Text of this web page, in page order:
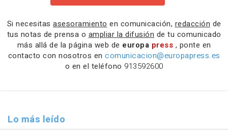
Si necesitas asesoramiento en comunicación, redacción de
tus notas de prensa o ampliar la difusión de tu comunicado
más allá de la página web de europa press , ponte en
contacto con nosotros en comunicacion@europapress.es
o en el teléfono 913592600
Lo más leído